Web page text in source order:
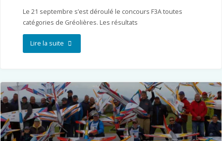
Le 21 septembre s’est déroulé le concours F3A toutes
catégories de Gréolières. Les résultats
Lire la suite"ANCA